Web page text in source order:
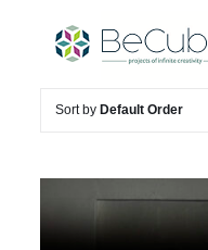
Sort by Default Order